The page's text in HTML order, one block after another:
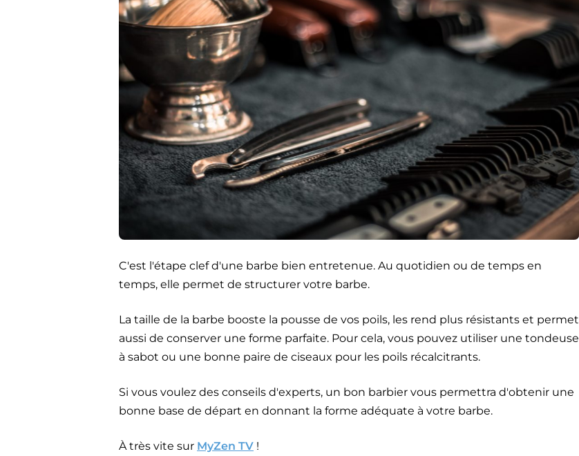
C'est l'étape clef d'une barbe bien entretenue. Au quotidien ou de temps en
temps, elle permet de structurer votre barbe.
La taille de la barbe booste la pousse de vos poils, les rend plus résistants et permet
aussi de conserver une forme parfaite. Pour cela, vous pouvez utiliser une tondeuse
à sabot ou une bonne paire de ciseaux pour les poils récalcitrants.
Si vous voulez des conseils d'experts, un bon barbier vous permettra d'obtenir une
bonne base de départ en donnant la forme adéquate à votre barbe.
À très vite sur MyZen TV !